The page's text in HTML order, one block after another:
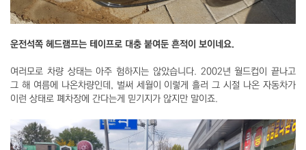
운전석쪽 헤드램프는 테이프로 대충 붙여둔 흔적이 보이네요.
여러모로 차량 상태는 아주 험하지는 않았습니다. 2002년 월드컵이 끝나고
그 해 여름에 나온차량인데, 벌써 세월이 이렇게 흘러 그 시절 나온 자동차가
이런 상태로 폐차장에 간다는게 믿기지가 않지만 말이죠.